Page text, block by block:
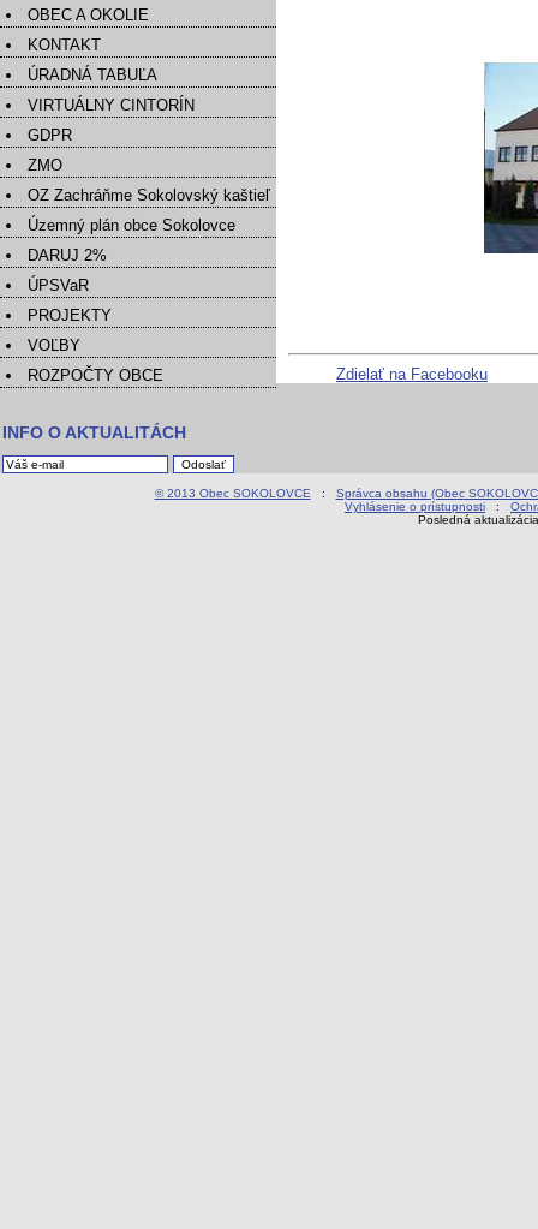
OBEC A OKOLIE
KONTAKT
ÚRADNÁ TABUĽA
VIRTUÁLNY CINTORÍN
GDPR
ZMO
OZ Zachráňme Sokolovský kaštieľ
Územný plán obce Sokolovce
DARUJ 2%
ÚPSVaR
PROJEKTY
VOĽBY
ROZPOČTY OBCE
INFO O AKTUALITÁCH
Zdielať na Facebooku
© 2013 Obec SOKOLOVCE : Správca obsahu (Obec
Vyhlásenie o prístupnosti :
Posledná